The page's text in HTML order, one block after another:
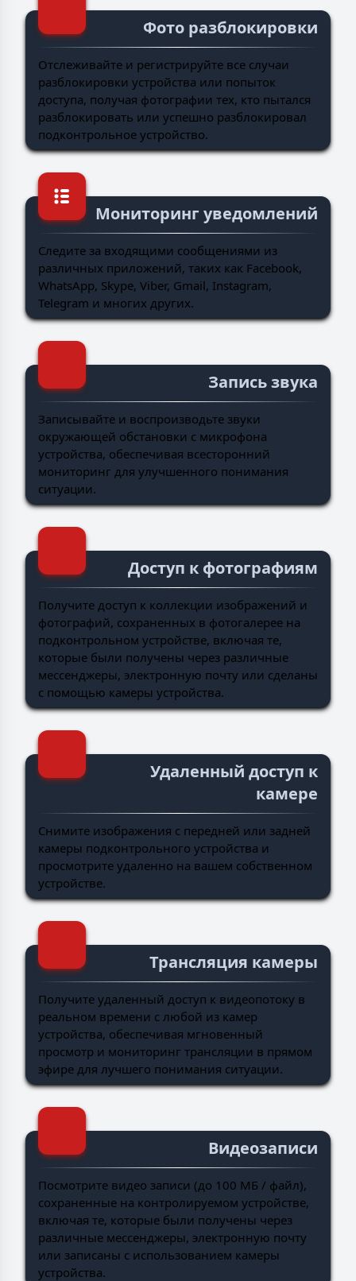
Фото разблокировки
Отслеживайте и регистрируйте все случаи
разблокировки устройства или попыток
доступа, получая фотографии тех, кто пытался
разблокировать или успешно разблокировал
подконтрольное устройство.
Мониторинг уведомлений
Следите за входящими сообщениями из
различных приложений, таких как Facebook,
WhatsApp, Skype, Viber, Gmail, Instagram,
Telegram и многих других.
Запись звука
Записывайте и воспроизводьте звуки
окружающей обстановки с микрофона
устройства, обеспечивая всесторонний
мониторинг для улучшенного понимания
ситуации.
Доступ к фотографиям
Получите доступ к коллекции изображений и
фотографий, сохраненных в фотогалерее на
подконтрольном устройстве, включая те,
которые были получены через различные
мессенджеры, электронную почту или сделаны
с помощью камеры устройства.
Удаленный доступ к
камере
Снимите изображения с передней или задней
камеры подконтрольного устройства и
просмотрите удаленно на вашем собственном
устройстве.
Трансляция камеры
Получите удаленный доступ к видеопотоку в
реальном времени с любой из камер
устройства, обеспечивая мгновенный
просмотр и мониторинг трансляции в прямом
эфире для лучшего понимания ситуации.
Видеозаписи
Посмотрите видео записи (до 100 МБ / файл),
сохраненные на контролируемом устройстве,
включая те, которые были получены через
различные мессенджеры, электронную почту
или записаны с использованием камеры
устройства.